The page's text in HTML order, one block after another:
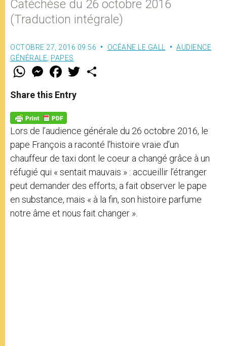
Catéchèse du 26 octobre 2016
(Traduction intégrale)
OCTOBRE 27, 2016 09:56 OCÉANE LE GALL
AUDIENCE
GÉNÉRALE, PAPES
W
t
s
p
p
M
e
s
e
g
e
r
F
a
e
b
o
k
w
Share this Entry
Lors de l’audience générale du 26 octobre 2016, le
pape François a raconté l’histoire vraie d’un
chauffeur de taxi dont le coeur a changé grâce à un
réfugié qui « sentait mauvais » : accueillir l’étranger
peut demander des efforts, a fait observer le pape
en substance, mais « à la fin, son histoire parfume
notre âme et nous fait changer ».